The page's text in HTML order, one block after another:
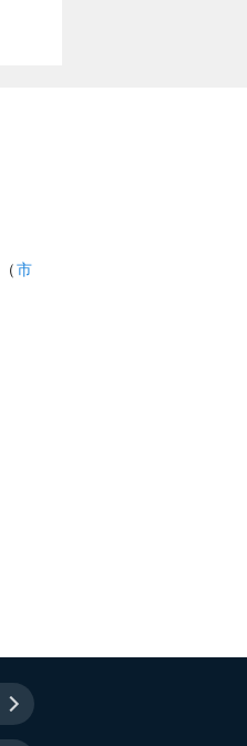
（市